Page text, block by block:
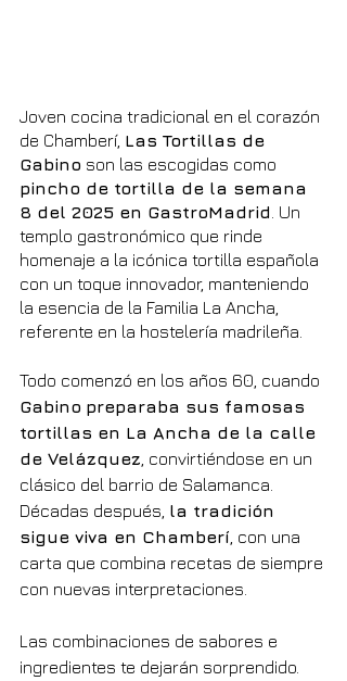
Joven cocina tradicional en el corazón
de Chamberí, Las Tortillas de
Gabino son las escogidas como
pincho de tortilla de la semana
8 del 2025 en GastroMadrid . Un
templo gastronómico que rinde
homenaje a la icónica tortilla española
con un toque innovador, manteniendo
la esencia de la Familia La Ancha,
referente en la hostelería madrileña.
Todo comenzó en los años 60, cuando
Gabino preparaba sus famosas
tortillas en La Ancha de la calle
de Velázquez , convirtiéndose en un
clásico del barrio de Salamanca.
Décadas después, la tradición
sigue viva en Chamberí , con una
carta que combina recetas de siempre
con nuevas interpretaciones.
Las combinaciones de sabores e
ingredientes te dejarán sorprendido.